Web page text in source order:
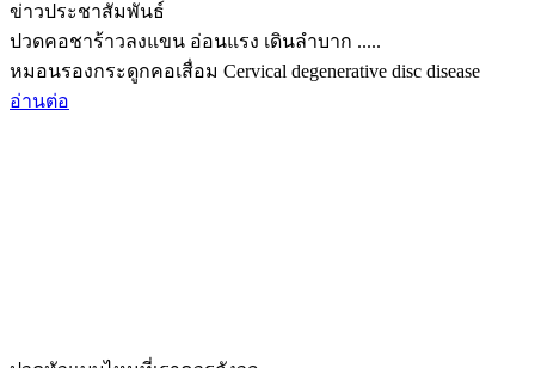
ข่าวประชาสัมพันธ์
ปวดคอชาร้าวลงแขน อ่อนแรง เดินลำบาก .....
หมอนรองกระดูกคอเสื่อม Cervical degenerative disc disease
อ่านต่อ